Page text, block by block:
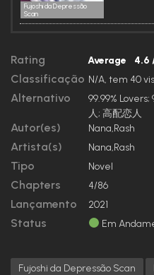
Fujoshi da Depressão
Scan
Rating Average 4.6
Classificação N/A, tem 40
Alternativo
99.99%
人; 高配恋人
Autor(es) Nana,Rash
Artista(s) Nana,Rash
Tipo Novel
Chapters 4/86
Lançamento 2021
Status Em
Fujoshi da Depressão Scan